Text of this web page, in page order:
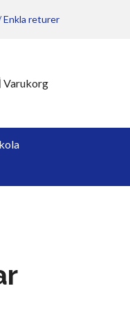
Enkla returer
Varukorg